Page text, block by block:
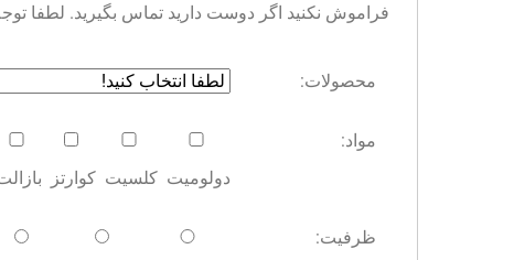
فراموش نکنید اگر دوست دارید تماس بگیرید. لطفا توجه
محصولات:
مواد:
دولومیت کلسیت کوارتز
ظرفیت: